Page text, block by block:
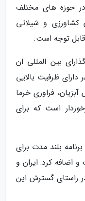
در حوزه های مختلف
کشاورزی و شیلاتی
قابل توجه است.
بین المللی ان
دارای ظرفیت بالایی
فراوری خرما
است که برای
بلند مدت برای
اضافه کرد: ایران و
راستای گسترش این